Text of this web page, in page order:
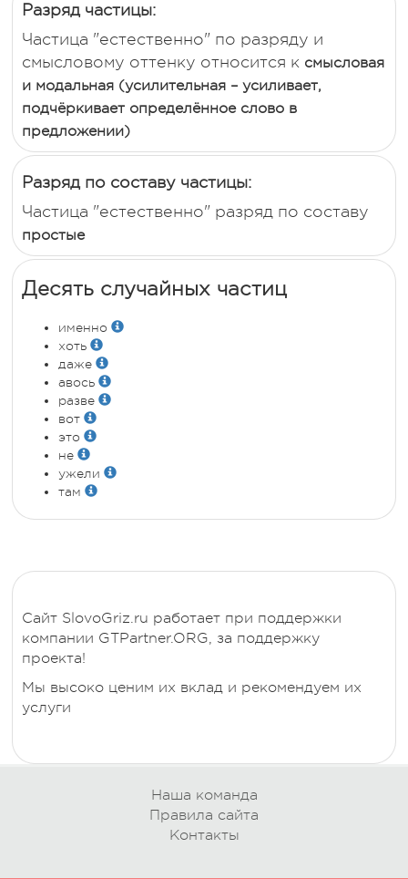
Разряд частицы:
Частица "естественно" по разряду и
смысловому оттенку относится к смысловая
и модальная (усилительная – усиливает,
подчёркивает определённое слово в
предложении)
Разряд по составу частицы:
Частица "естественно" разряд по составу
простые
Десять случайных частиц
именно
хоть
даже
авось
разве
вот
это
не
ужели
там
Сайт SlovoGriz.ru работает при поддержки
компании GTPartner.ORG, за поддержку
проекта!
Мы высоко ценим их вклад и рекомендуем их
услуги
Наша команда
Правила сайта
Контакты